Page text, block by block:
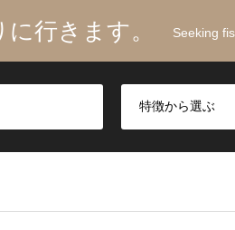
行きます。 Seeking